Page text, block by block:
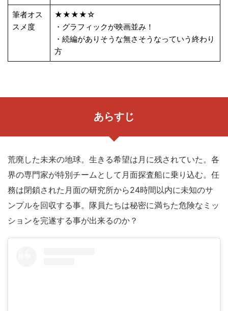
筆者オス
スメ度
★★★★☆
・グラフィックが映画並み！
・続編がありそうな無さそうなっていう終わり
方
あらすじ
荒廃した未来の地球。生きる希望は月に残されていた。各
界の専門家が特別チームとして月面探査船に乗り込む。任
務は閉鎖された月面の研究所から24時間以内に未知のサ
ンプルを回収する事。隊員たちは秘密に満ちた危険なミッ
ションを完遂する事が出来るのか？